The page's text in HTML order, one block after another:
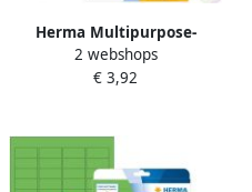
Herma Multipurpose-
etiketten 52 x 82 mm groen
permanent hechtend om
2 webshops
€ 3,92